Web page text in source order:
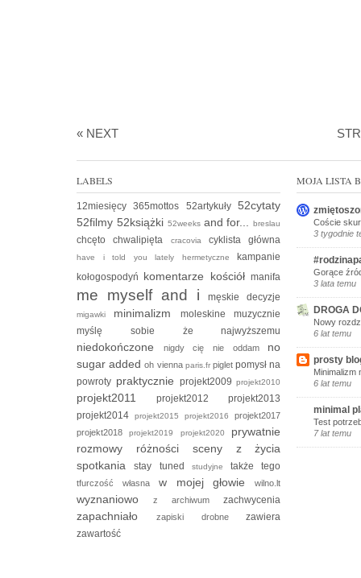
« NEXT
LABELS
12miesięcy365mottos 52artykuły52cytaty
52filmy 52książki 52weeks and for...breslau
chcętochwalipięta cracoviacyklistagłówna
have i told you lately hermetyczne
kampanie
kołogospodyń komentarze kościółmanifa
me myself and imęskie decyzje
migawki minimalizm moleskinemuzycznie
myślę sobie żenajwyższemu
niedokończone nigdy cię nie oddam no
sugar addedoh vienna paris.fr pigletpomysł na
powroty praktycznie projekt2009projekt2010
projekt2011projekt2012projekt2013
projekt2014projekt2015projekt2016projekt2017
projekt2018projekt2019 projekt2020 prywatnie
rozmowy różności sceny z życia
spotkaniastay tuned studyjnetakże tego
tfurczość własna w mojej głowiewilno.lt
wyznaniowoz archiwumzachwycenia
zapachniało zapiski drobnezawiera
zawartość
MOJA LISTA
Coście
3 tygodnie
Gorące
3 lata temu
DROGA
Nowy
6 lat temu
prosty
Minimalizm
6 lat temu
minimal
Test
7 lat temu